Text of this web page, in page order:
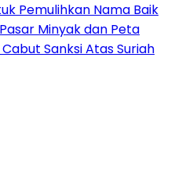
Pemulihkan Nama Baik
Minyak dan Peta
Sanksi Atas Suriah